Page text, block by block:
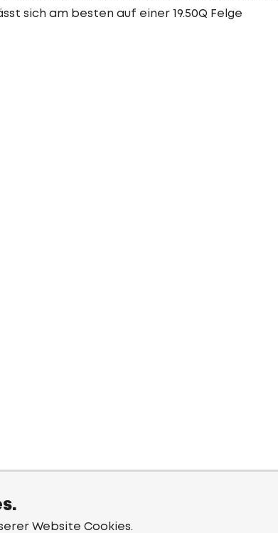
sich am besten auf einer 19.50Q Felge
Website Cookies.